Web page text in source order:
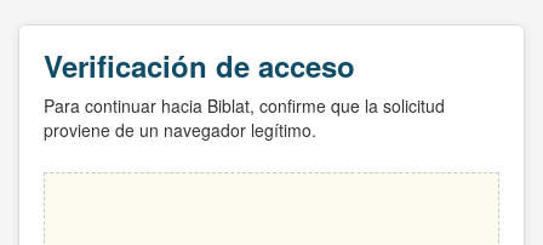
Verificación de acceso
Para continuar hacia Biblat, confirme que la solicitud
proviene de un navegador legítimo.